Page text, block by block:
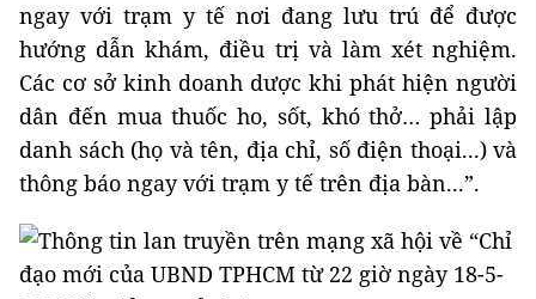
ngay với trạm y tế nơi đang lưu trú để được
hướng dẫn khám, điều trị và làm xét nghiệm.
Các cơ sở kinh doanh dược khi phát hiện người
dân đến mua thuốc ho, sốt, khó thở… phải lập
danh sách (họ và tên, địa chỉ, số điện thoại...) và
thông báo ngay với trạm y tế trên địa bàn...”.